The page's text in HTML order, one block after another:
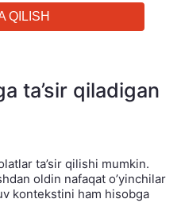
QILISH
ta’sir qiladigan
ta’sir qilishi mumkin.
oldin nafaqat o’yinchilar
kontekstini ham hisobga